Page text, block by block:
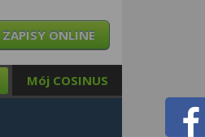
ZAPISY ONLINE
Mój COSINUS